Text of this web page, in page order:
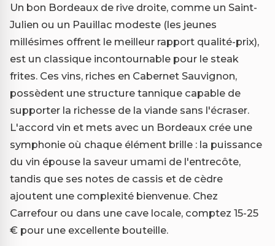
Un bon Bordeaux de rive droite, comme un Saint-
Julien ou un Pauillac modeste (les jeunes
millésimes offrent le meilleur rapport qualité-prix),
est un classique incontournable pour le steak
frites. Ces vins, riches en Cabernet Sauvignon,
possèdent une structure tannique capable de
supporter la richesse de la viande sans l'écraser.
L'accord vin et mets avec un Bordeaux crée une
symphonie où chaque élément brille : la puissance
du vin épouse la saveur umami de l'entrecôte,
tandis que ses notes de cassis et de cèdre
ajoutent une complexité bienvenue. Chez
Carrefour ou dans une cave locale, comptez 15-25
€ pour une excellente bouteille.